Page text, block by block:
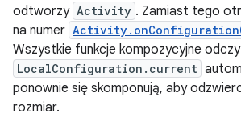
odtworzy Activity . Zamiast tego
na numer
Wszystkie funkcje kompozycyjne
LocalConfiguration.current
ponownie się skomponują, aby
rozmiar.